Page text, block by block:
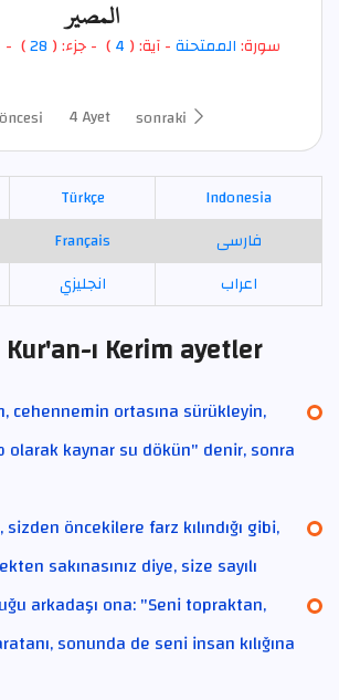
المصير
سورة:الممتحنة- آية: ( 4
) - جزء: ( 28
) -
öncesi 4 Ayet sonraki
Türkçe
Indonesia
Français
فارسی
انجليزي اعراب
ı Kerim ayetler
cehennemin ortasına sürükleyin,
olarak kaynar su dökün" denir, sonra
öncekilere farz kılındığı gibi,
sakınasınız diye, size sayılı
arkadaşı ona: "Seni topraktan,
sonunda de seni insan kılığına